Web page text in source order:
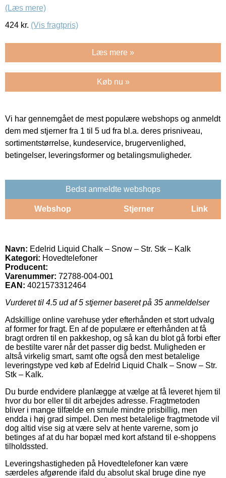
(Læs mere)
424 kr. (Vis fragtpris)
Læs mere »
Køb nu »
Vi har gennemgået de mest populære webshops og anmeldt
dem med stjerner fra 1 til 5 ud fra bl.a. deres prisniveau,
sortimentstørrelse, kundeservice, brugervenlighed,
betingelser, leveringsformer og betalingsmuligheder.
Bedst anmeldte webshops
Webshop Stjerner Link
Navn: Edelrid Liquid Chalk – Snow – Str. Stk – Kalk
Kategori: Hovedtelefoner
Producent:
Varenummer: 72788-004-001
EAN: 4021573312464
Vurderet til 4.5 ud af 5 stjerner baseret på 35 anmeldelser
Adskillige online varehuse yder efterhånden et stort udvalg
af former for fragt. En af de populære er efterhånden at få
bragt ordren til en pakkeshop, og så kan du blot gå forbi efter
de bestilte varer når det passer dig bedst. Muligheden er
altså virkelig smart, samt ofte også den mest betalelige
leveringstype ved køb af Edelrid Liquid Chalk – Snow – Str.
Stk – Kalk.
Du burde endvidere planlægge at vælge at få leveret hjem til
hvor du bor eller til dit arbejdes adresse. Fragtmetoden
bliver i mange tilfælde en smule mindre prisbillig, men
endda i høj grad simpel. Den mest betalelige fragtmetode vil
dog altid vise sig at være selv at hente varerne, som jo
betinges af at du har bopæl med kort afstand til e-shoppens
tilholdssted.
Leveringshastigheden på Hovedtelefoner kan være
særdeles afgørende ifald du absolut skal bruge dine nye